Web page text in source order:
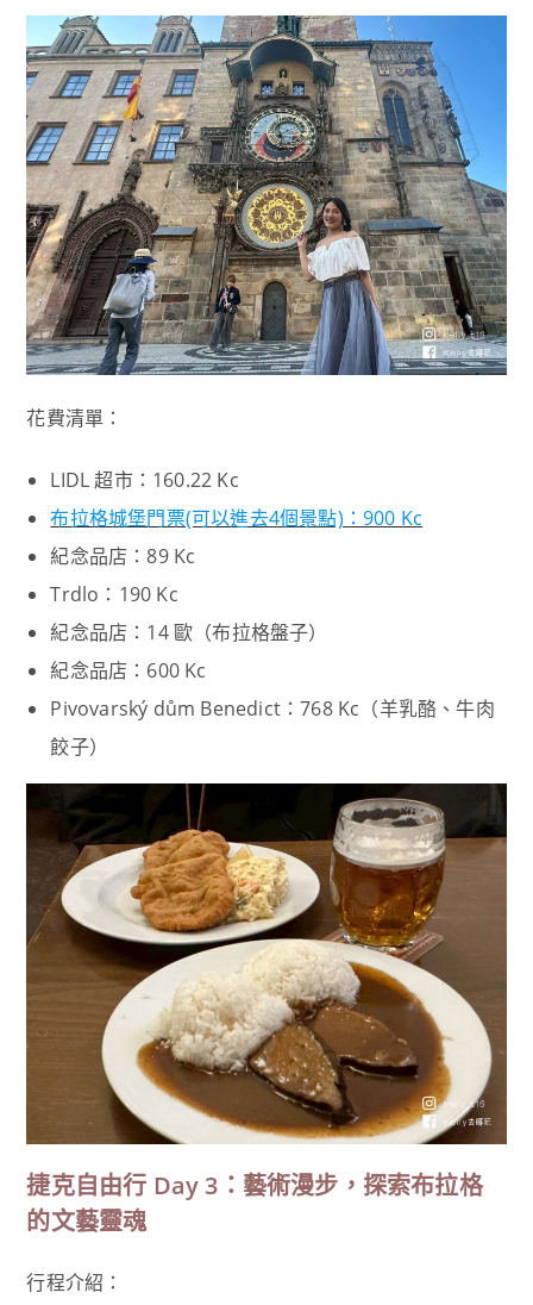
花費清單：
LIDL 超市：160.22 Kc
布拉格城堡門票(可以進去4個景點)：900 Kc
紀念品店：89 Kc
Trdlo：190 Kc
紀念品店：14 歐（布拉格盤子）
紀念品店：600 Kc
Pivovarský dům Benedict：768 Kc（羊乳酪、牛肉
餃子）
捷克自由行 Day 3：藝術漫步，探索布拉格
的文藝靈魂
行程介紹：